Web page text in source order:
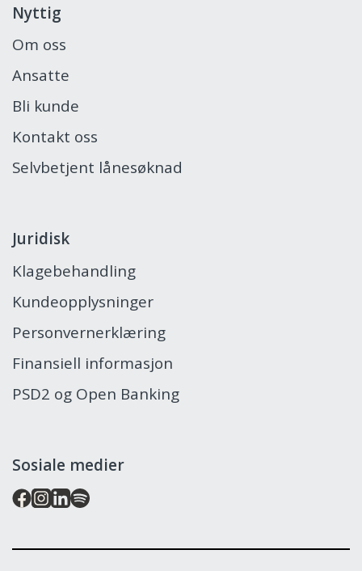
Nyttig
Om oss
Ansatte
Bli kunde
Kontakt oss
Selvbetjent lånesøknad
Juridisk
Klagebehandling
Kundeopplysninger
Personvernerklæring
Finansiell informasjon
PSD2 og Open Banking
Sosiale medier